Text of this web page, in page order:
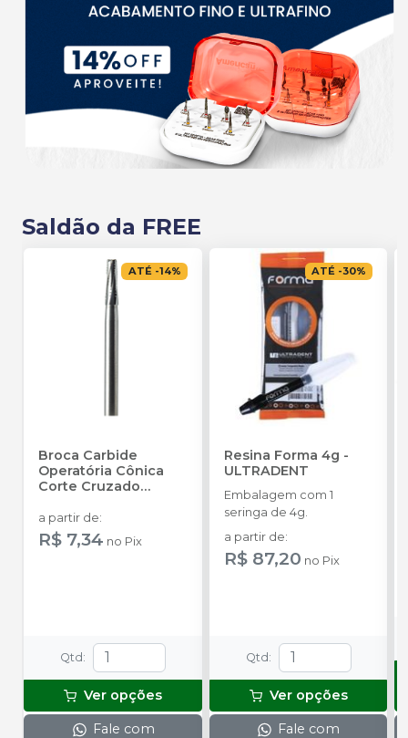
Saldão da FREE
ATÉ -14%
Broca Carbide
Operatória Cônica
Corte Cruzado
19MM-PRIMA
DENTAL BY ANGELUS
a partir de:
R$ 7,34 no Pix
Qtd :
Ver opções
Fale com
ATÉ -30%
Resina Forma 4g -
ULTRADENT
Embalagem com 1
seringa de 4g.
a partir de:
R$ 87,20 no Pix
Qtd :
Ver opções
Fale com